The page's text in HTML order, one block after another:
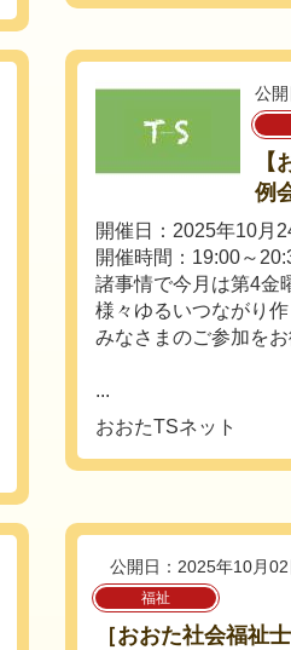
公
例
開催日：2025年10月
開催時間：19:00～
諸事情で今月は第4金
様々ゆるいつながり作
みなさまのご参加を
...
おおたTSネット
公開日：2025年10月02
福祉
［おおた社会福祉